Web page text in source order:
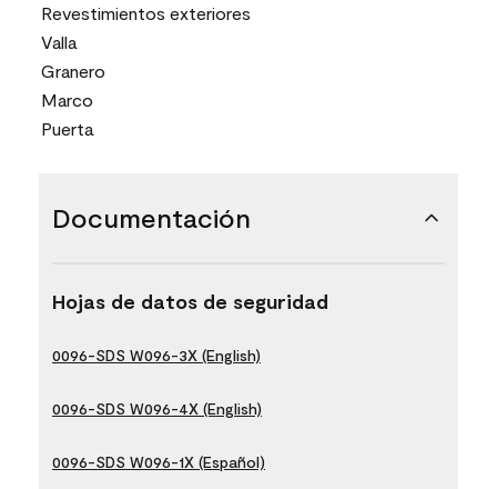
Revestimientos exteriores
Valla
Granero
Marco
Puerta
Documentación
Hojas de datos de seguridad
0096-SDS W096-3X (English)
0096-SDS W096-4X (English)
0096-SDS W096-1X (Español)